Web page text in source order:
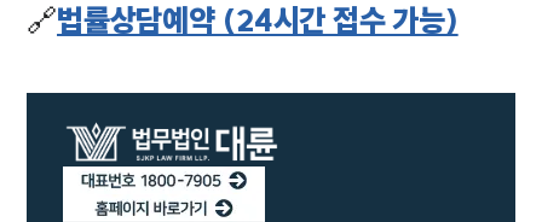
INSIGHT
주요 업무사례
사례분석/최신동향
법률정보
법률지식인
고객후기
🔗법률상담예약 (24시간 접수 가능)